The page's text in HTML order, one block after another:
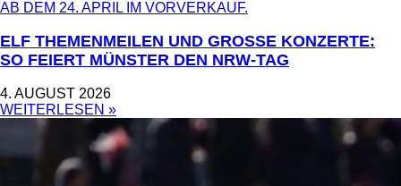
ELF THEMENMEILEN UND GROSSE KONZERTE: S
O FEIERT MÜNSTER DEN NRW-TAG
4. AUGUST 2026
WEITERLESEN »